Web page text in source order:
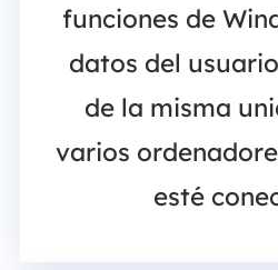
funciones de
datos del
de la misma
varios
esté